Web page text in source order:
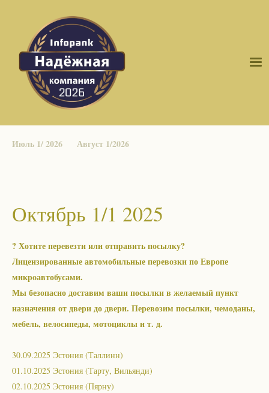
Июль 1/ 2026 Август 1/2026
Октябрь 1/1 2025
? Хотите перевезти или отправить посылку?
Лицензированные автомобильные перевозки по Европе
микроавтобусами.
Мы безопасно доставим ваши посылки в желаемый пункт
назначения от двери до двери. Перевозим посылки, чемоданы,
мебель, велосипеды, мотоциклы и т. д.
30.09.2025 Эстония (Таллинн)
01.10.2025 Эстония (Тарту, Вильянди)
02.10.2025 Эстония (Пярну)